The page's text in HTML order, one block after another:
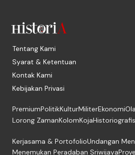
Tentang Kami
Syarat & Ketentuan
Kontak Kami
Kebijakan Privasi
PremiumPolitikKulturMiliterEkonomi
Lorong ZamanKolomKojaHistoriografis
Kerjasama & PortofolioUndangan
Menemukan Peradaban Sriwijaya